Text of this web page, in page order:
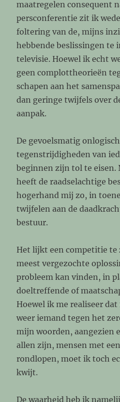
maatregelen consequent
persconferentie zit ik
foltering van de, mijns
hebbende beslissingen te
televisie. Hoewel ik echt
geen complottheorieën
schapen aan het
dan geringe twijfels over
aanpak.
De gevoelsmatig
tegenstrijdigheden van
beginnen zijn tol te eisen.
heeft de raadselachtige
hogerhand mij zo, in
twijfelen aan de
bestuur.
Het lijkt een competitie te
meest vergezochte
probleem kan vinden, in
doeltreffende of
Hoewel ik me realiseer
weer iemand tegen het
mijn woorden, aangezien
allen zijn, mensen met
rondlopen, moet ik toch
kwijt.
De waarheid heb ik